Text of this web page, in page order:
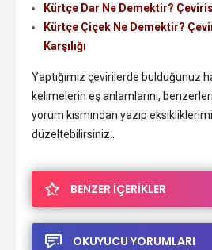
Kürtçe Dar Ne Demektir? Çevirisi
Kürtçe Çiçek Ne Demektir?
Karşılığı
Yaptığımız çevirilerde bulduğunuz
kelimelerin eş anlamlarını,
yorum kısmından yazıp
düzeltebilirsiniz..
BENZER İÇERİKLER
OKUYUCU YORUMLARI